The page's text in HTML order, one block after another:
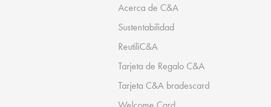
Acerca de C&A
Sustentabilidad
ReutiliC&A
Tarjeta de Regalo C&A
Tarjeta C&A bradescard